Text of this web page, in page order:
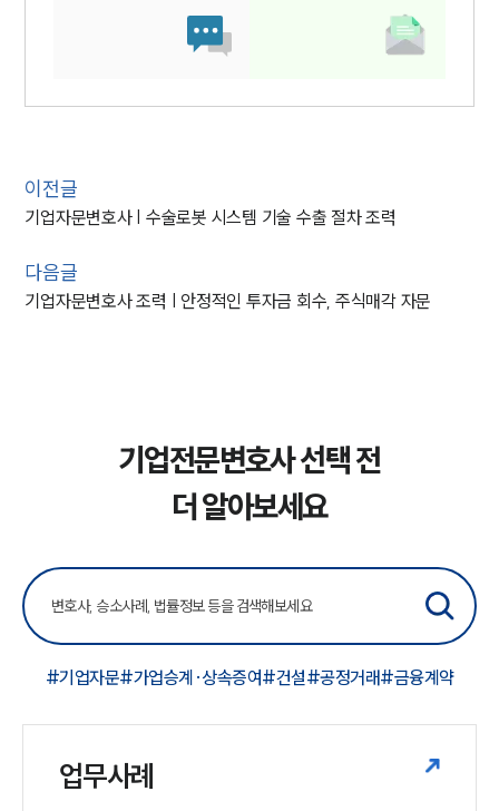
이전글
기업자문변호사 | 수술로봇 시스템 기술 수출 절차 조력
다음글
기업자문변호사 조력 | 안정적인 투자금 회수, 주식매각 자문
기업전문변호사 선택 전
더 알아보세요
#기업자문#가업승계·상속증여#건설#공정거래#금융계약
업무사례